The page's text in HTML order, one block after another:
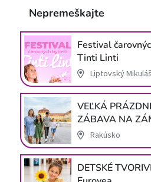
Nepremeškajte
Festival
Tinti Linti
Liptovský Mikuláš
VEĽKÁ
ZÁBAVA NA
SCHLOSS HOF
Rakúsko
DETSKÉ